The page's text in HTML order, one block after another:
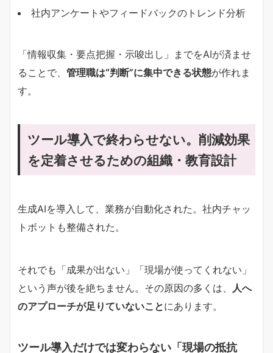
社内アンケートやフィードバックのトレンド分析
「情報収集・要点把握・示唆出し」までをAIが済ませ
ることで、 管理職は“判断”に集中できる状態が作れま
す。
ツール導入で終わらせない。削減効果
を定着させるための組織・教育設計
生成AIを導入して、業務が自動化された。社内チャッ
トボットも整備された。
それでも「成果が出ない」「現場が使ってくれない」
という声が後を絶ちません。その原因の多くは、
人へ
のアプローチが足りていないことにあります。
ツール導入だけでは変わらない「現場の抵抗